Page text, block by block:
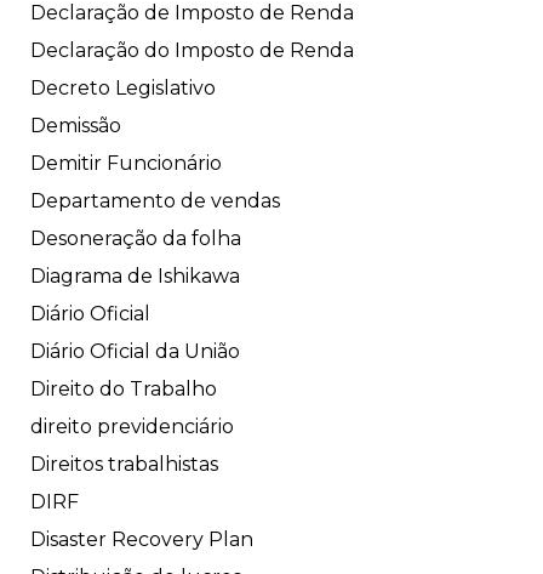
Declaração de Imposto de Renda
Declaração do Imposto de Renda
Decreto Legislativo
Demissão
Demitir Funcionário
Departamento de vendas
Desoneração da folha
Diagrama de Ishikawa
Diário Oficial
Diário Oficial da União
Direito do Trabalho
direito previdenciário
Direitos trabalhistas
DIRF
Disaster Recovery Plan